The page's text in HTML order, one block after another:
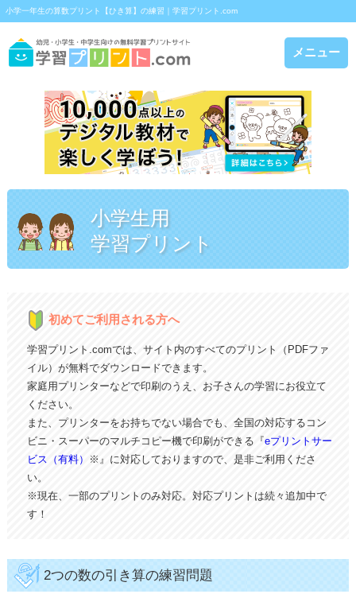
小学一年生の算数プリント【ひき算】の練習｜学習プリント.com
メニュー
小学生用
学習プリント
初めてご利用される方へ
学習プリント.comでは、サイト内のすべてのプリント（PDFファ
イル）が無料でダウンロードできます。
家庭用プリンターなどで印刷のうえ、お子さんの学習にお役立て
ください。
また、プリンターをお持ちでない場合でも、全国の対応するコン
ビニ・スーパーのマルチコピー機で印刷ができる『eプリントサー
ビス（有料）
※』に対応しておりますので、是非ご利用くださ
い。
※現在、一部のプリントのみ対応。対応プリントは続々追加中で
す！
2つの数の引き算の練習問題